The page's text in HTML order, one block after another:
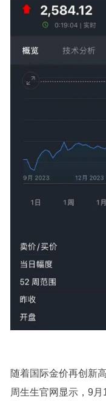
随着国际金价再创新
周生生官网显示，9月